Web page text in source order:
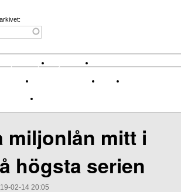
Sport & spel Nyhetsbrev
Affärer I spåren av Corona Arena
TV-nyheter
miljonlån mitt i
högsta serien
02-14 20:05